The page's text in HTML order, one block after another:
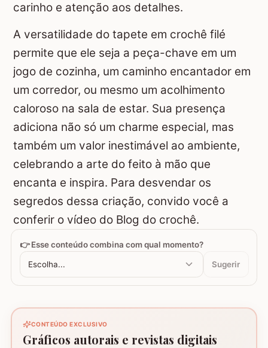
carinho e atenção aos detalhes.
A versatilidade do tapete em crochê filé
permite que ele seja a peça-chave em um
jogo de cozinha, um caminho encantador em
um corredor, ou mesmo um acolhimento
caloroso na sala de estar. Sua presença
adiciona não só um charme especial, mas
também um valor inestimável ao ambiente,
celebrando a arte do feito à mão que
encanta e inspira. Para desvendar os
segredos dessa criação, convido você a
conferir o vídeo do Blog do crochê.
👉 Esse conteúdo combina com qual momento?
Escolha... Sugerir
CONTEÚDO EXCLUSIVO
Gráficos autorais e revistas digitais